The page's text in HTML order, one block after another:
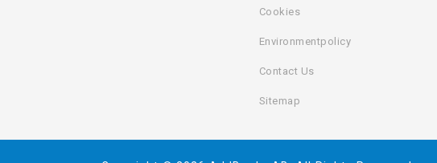
Cookies
Environmentpolicy
Contact Us
Sitemap